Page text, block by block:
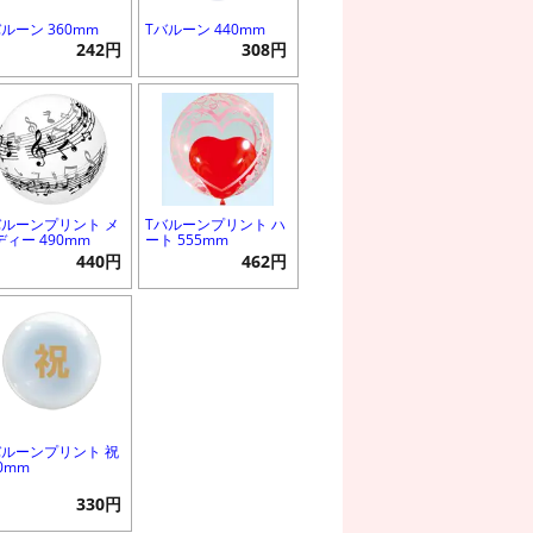
ーン 360mm
242円
Tバルーン 440mm
308円
ーンプリント メ
ィー 490mm
440円
Tバルーンプリント ハ
ート 555mm
462円
ーンプリント 祝
330円